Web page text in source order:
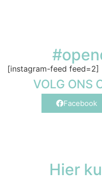
[instagram-feed feed=2]
VOLG ONS
Facebook
Hier